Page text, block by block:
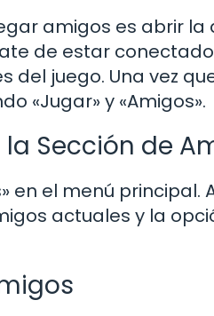
amigos es abrir
de estar
del juego. Una vez
«Jugar» y «Amigos».
la Sección de
en el menú
actuales y la